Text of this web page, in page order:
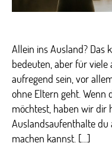
Allein ins Ausland? Das
bedeuten, aber für viele
aufregend sein, vor
ohne Eltern geht. Wenn
möchtest, haben wir dir
Auslandsaufenthalte du
machen kannst. […]